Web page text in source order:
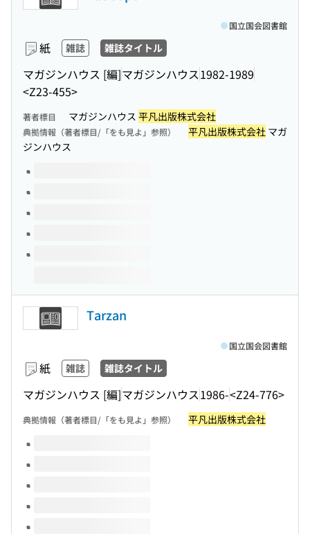
紙 雑誌 雑誌タイトル
マガジンハウス [編]マガジンハウス1982-1989
<Z23-455>
国立国会図書館
著者標目 マガジンハウス 平凡出版株式会社
典拠情報（著者標目/「をも見よ」参照） 平凡出版株式会社 マガ
ジンハウス
このタイトルの巻号
Tarzan
紙 雑誌 雑誌タイトル
マガジンハウス [編]マガジンハウス1986-<Z24-776>
国立国会図書館
典拠情報（著者標目/「をも見よ」参照） 平凡出版株式会社
このタイトルの巻号